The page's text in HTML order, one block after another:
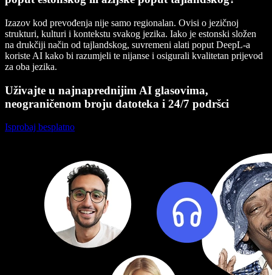
Izazov kod prevođenja nije samo regionalan. Ovisi o jezičnoj
strukturi, kulturi i kontekstu svakog jezika. Iako je estonski složen
na drukčiji način od tajlandskog, suvremeni alati poput DeepL-a
koriste AI kako bi razumjeli te nijanse i osigurali kvalitetan prijevod
za oba jezika.
Uživajte u najnaprednijim AI glasovima,
neograničenom broju datoteka i 24/7 podršci
Isprobaj besplatno